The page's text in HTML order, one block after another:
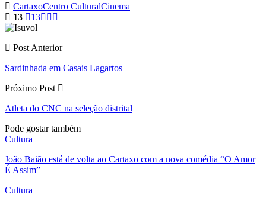
CartaxoCentro CulturalCinema
13
13
Post Anterior
Sardinhada em Casais Lagartos
Próximo Post
Atleta do CNC na seleção distrital
Pode gostar também
Cultura
João Baião está de volta ao Cartaxo com a nova comédia “O Amor
É Assim”
Cultura